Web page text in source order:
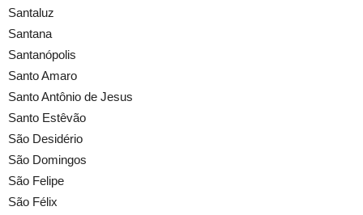
Santaluz
Santana
Santanópolis
Santo Amaro
Santo Antônio de Jesus
Santo Estêvão
São Desidério
São Domingos
São Felipe
São Félix